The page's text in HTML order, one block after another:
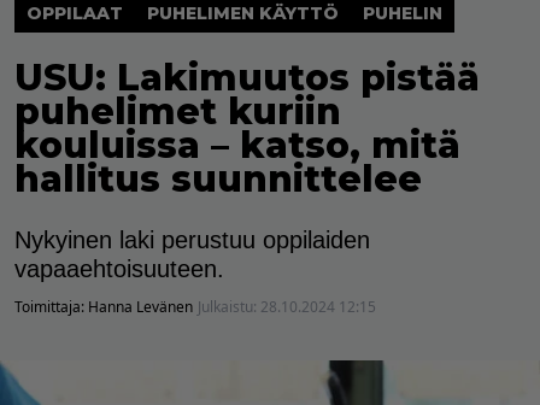
OPPILAAT
PUHELIMEN KÄYTTÖ PUHELIN
USU: Lakimuutos pistää
puhelimet kuriin
kouluissa – katso, mitä
hallitus suunnittelee
Nykyinen laki perustuu oppilaiden
vapaaehtoisuuteen.
Toimittaja: Hanna Levänen Julkaistu: 28.10.2024 12:15